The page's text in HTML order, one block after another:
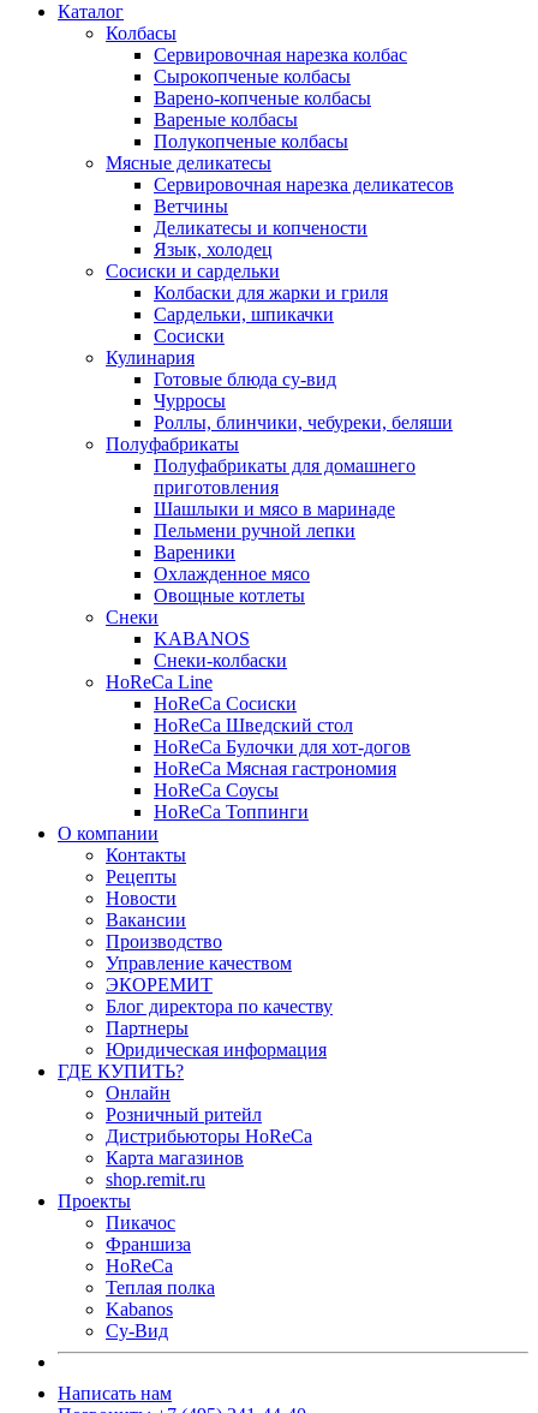
Каталог
Колбасы
Сервировочная нарезка колбас
Сырокопченые колбасы
Варено-копченые колбасы
Вареные колбасы
Полукопченые колбасы
Мясные деликатесы
Сервировочная нарезка деликатесов
Ветчины
Деликатесы и копчености
Язык, холодец
Сосиски и сардельки
Колбаски для жарки и гриля
Сардельки, шпикачки
Сосиски
Кулинария
Готовые блюда су-вид
Чурросы
Роллы, блинчики, чебуреки, беляши
Полуфабрикаты
Полуфабрикаты для домашнего
приготовления
Шашлыки и мясо в маринаде
Пельмени ручной лепки
Вареники
Охлажденное мясо
Овощные котлеты
Снеки
KABANOS
Снеки-колбаски
HoReCa Line
HoReCa Сосиски
HoReCa Шведский стол
HoReCa Булочки для хот-догов
HoReCa Мясная гастрономия
HoReCa Соусы
HoReCa Топпинги
О компании
Контакты
Рецепты
Новости
Вакансии
Производство
Управление качеством
ЭКОРЕМИТ
Блог директора по качеству
Партнеры
Юридическая информация
ГДЕ КУПИТЬ?
Онлайн
Розничный ритейл
Дистрибьюторы HoReCa
Карта магазинов
shop.remit.ru
Проекты
Пикачос
Франшиза
HoReCa
Теплая полка
Kabanos
Су-Вид
Написать нам